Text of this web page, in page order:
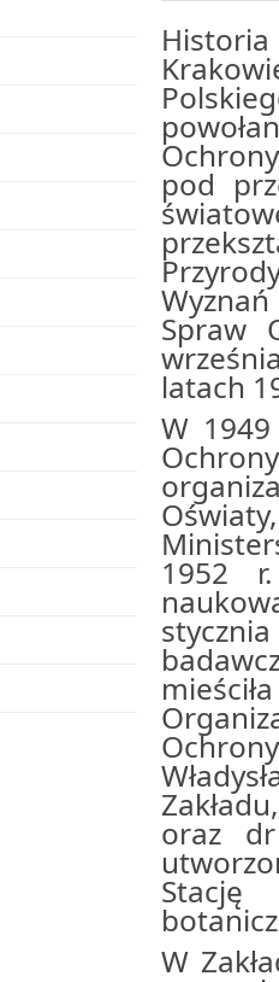
pod
Spraw
latach
W
1952
oraz
W